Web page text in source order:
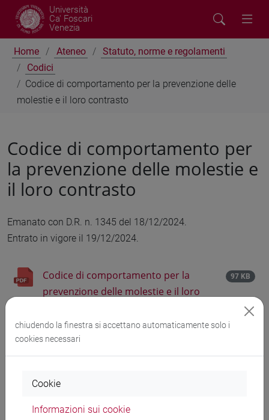
Università
Ca' Foscari
Venezia
Home Ateneo
Statuto, norme e regolamenti
Codici
Codice di comportamento per la prevenzione delle
molestie e il loro contrasto
Codice di comportamento per
la prevenzione delle molestie e
il loro contrasto
Emanato con D.R. n. 1345 del 18/12/2024.
Entrato in vigore il 19/12/2024.
Codice di comportamento per la
prevenzione delle molestie e il loro
97 KB
Codice di comportamento per la
prevenzione delle molestie e il loro
chiudendo la finestra si accettano automaticamente solo i
cookies necessari
Cookie
Informazioni sui cookie